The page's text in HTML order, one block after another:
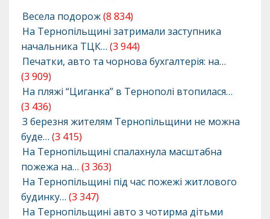
Весела подорож(8 834)
На Тернопільщині затримали заступника
начальника ТЦК… (3 944)
Печатки, авто та чорнова бухгалтерія: на…
(3 909)
На пляжі “Циганка” в Тернополі втопилася…
(3 436)
З березня жителям Тернопільщини не можна
буде… (3 415)
На Тернопільщині спалахнула масштабна
пожежа на… (3 363)
На Тернопільщині під час пожежі житлового
будинку… (3 347)
На Тернопільщині авто з чотирма дітьми